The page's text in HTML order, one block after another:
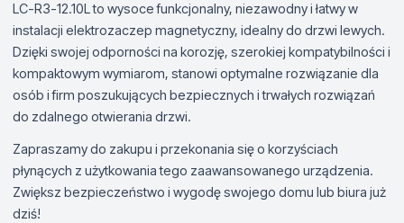
LC-R3-12.10L to wysoce funkcjonalny, niezawodny i łatwy w
instalacji elektrozaczep magnetyczny, idealny do drzwi lewych.
Dzięki swojej odporności na korozję, szerokiej kompatybilności i
kompaktowym wymiarom, stanowi optymalne rozwiązanie dla
osób i firm poszukujących bezpiecznych i trwałych rozwiązań
do zdalnego otwierania drzwi.
Zapraszamy do zakupu i przekonania się o korzyściach
płynących z użytkowania tego zaawansowanego urządzenia.
Zwiększ bezpieczeństwo i wygodę swojego domu lub biura już
dziś!